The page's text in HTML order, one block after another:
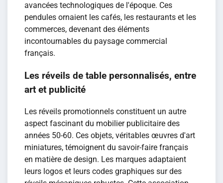
avancées technologiques de l'époque. Ces
pendules ornaient les cafés, les restaurants et les
commerces, devenant des éléments
incontournables du paysage commercial
français.
Les réveils de table personnalisés, entre
art et publicité
Les réveils promotionnels constituent un autre
aspect fascinant du mobilier publicitaire des
années 50-60. Ces objets, véritables œuvres d'art
miniatures, témoignent du savoir-faire français
en matière de design. Les marques adaptaient
leurs logos et leurs codes graphiques sur des